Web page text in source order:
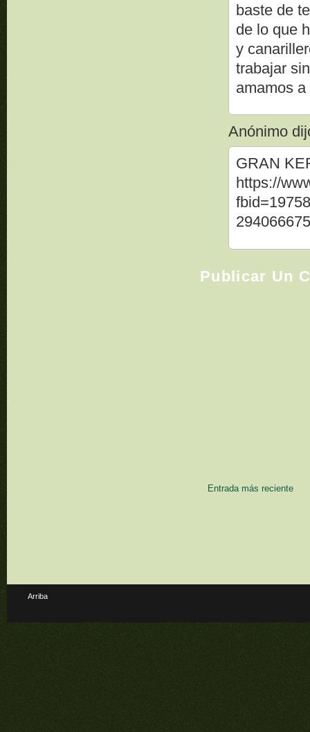
baste de
de lo que
y
trabajar
amamos
Anónimo
GRAN
https://
Publicar Un
Entrada más reciente
Arriba